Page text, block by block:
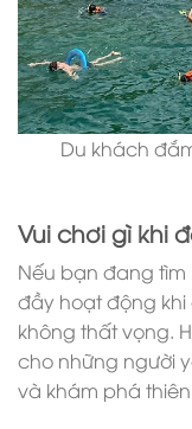
Du khách
Vui chơi gì khi
Nếu bạn đang tìm
đầy hoạt động khi
không thất vọng.
cho những người
và khám phá